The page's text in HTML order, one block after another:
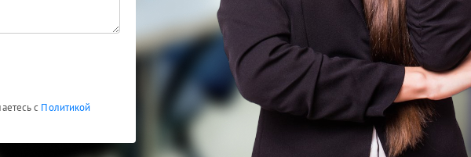
с Политикой